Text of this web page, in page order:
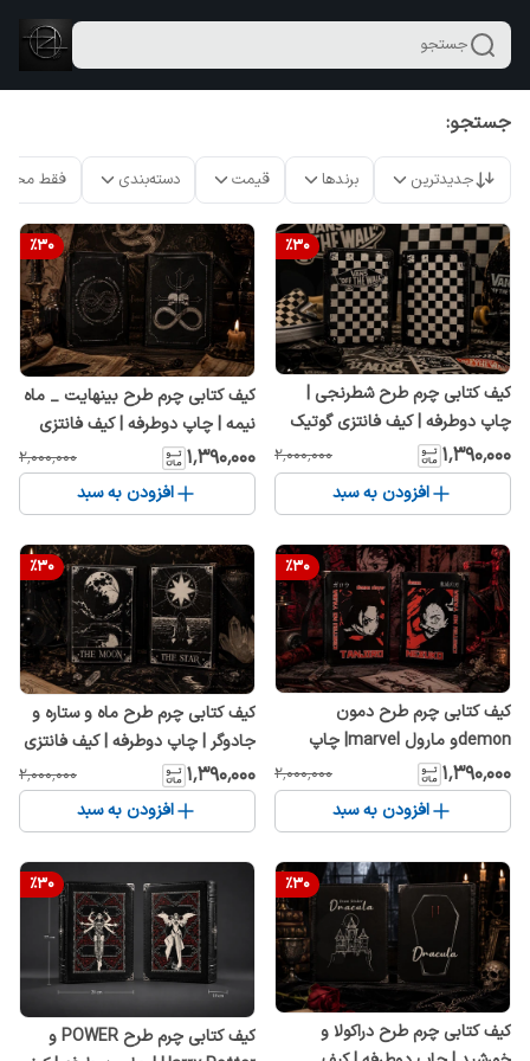
جستجو
جستجو:
جدیدترین برندها قیمت دسته‌بندی فقط
%30
کیف کتابی چرم طرح شطرنجی |
چاپ دوطرفه | کیف فانتزی گوتیک
27×20×10
۱٬۳۹۰٬۰۰۰ ۲٬۰۰۰٬۰۰۰
افزودن به سبد
%30
کیف کتابی چرم طرح بینهایت _ ماه
نیمه | چاپ دوطرفه | کیف فانتزی
گوتیک 27×20×10
۱٬۳۹۰٬۰۰۰ ۲٬۰۰۰٬۰۰۰
افزودن به سبد
%30
کیف کتابی چرم طرح دمون
demonو مارول marvel| چاپ
دوطرفه | کیف فانتزی گوتیک
27×20×10
۱٬۳۹۰٬۰۰۰ ۲٬۰۰۰٬۰۰۰
افزودن به سبد
%30
کیف کتابی چرم طرح ماه و ستاره و
جادوگر | چاپ دوطرفه | کیف فانتزی
گوتیک 27×20×10
۱٬۳۹۰٬۰۰۰ ۲٬۰۰۰٬۰۰۰
افزودن به سبد
%30
کیف کتابی چرم طرح دراکولا و
%30
کیف کتابی چرم طرح POWER و